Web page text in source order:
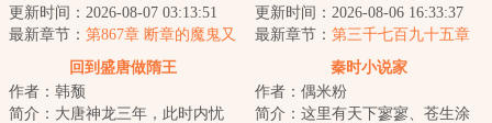
基者、法兰西人文学院终生荣誉
院长、英国皇家...
更新时间：2026-08-07 03:13:51
最新章节： 第867章 断章的魔鬼又
个微表情专家，当穿越来到一九
三六年的南京，...
更新时间：2026-08-06 16:33:37
最新章节： 第三千七百九十五章
回到盛唐做隋王
作者：韩颓
简介：大唐神龙三年，此时内忧
秦时小说家
作者：偶米粉
简介：这里有天下寥寥、苍生涂